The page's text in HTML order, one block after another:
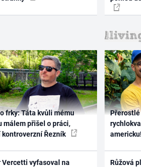
frky: Táta kvůli mému
málem přišel o práci,
kontroverzní Řezník
Vercetti vyfasoval na
Přerostlé
americku!
Růžová